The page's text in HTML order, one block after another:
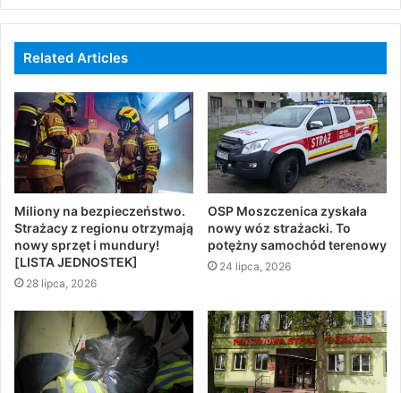
Related Articles
Miliony na bezpieczeństwo.
Strażacy z regionu otrzymają
nowy sprzęt i mundury!
[LISTA JEDNOSTEK]
28 lipca, 2026
OSP Moszczenica zyskała
nowy wóz strażacki. To
potężny samochód terenowy
24 lipca, 2026